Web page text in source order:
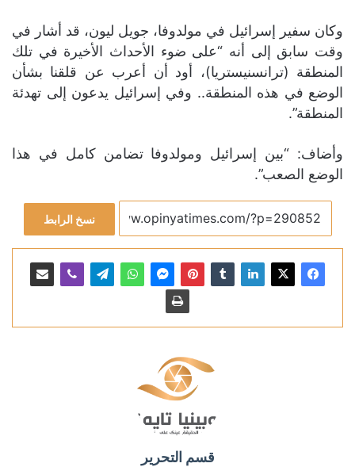
وكان سفير إسرائيل في مولدوفا، جويل ليون، قد أشار في
وقت سابق إلى أنه “على ضوء الأحداث الأخيرة في تلك
المنطقة (ترانسنيستريا)، أود أن أعرب عن قلقنا بشأن
الوضع في هذه المنطقة.. وفي إسرائيل يدعون إلى تهدئة
المنطقة”.
وأضاف: “بين إسرائيل ومولدوفا تضامن كامل في هذا
الوضع الصعب”.
نسخ الرابط
قسم التحرير